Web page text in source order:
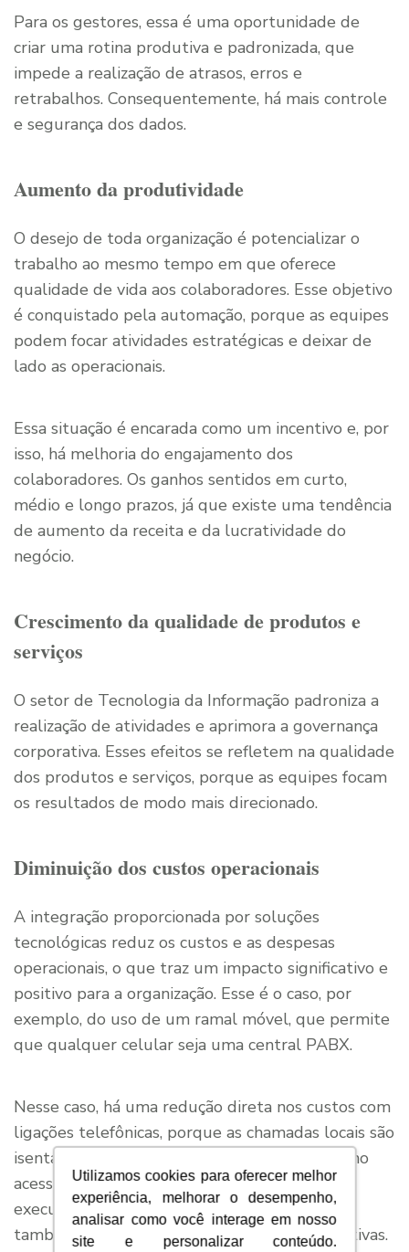
Utilizamos cookies para oferecer melhor
experiência, melhorar o desempenho,
analisar como você interage em nosso
site e personalizar conteúdo.
Para os gestores, essa é uma oportunidade de
criar uma rotina produtiva e padronizada, que
impede a realização de atrasos, erros e
retrabalhos. Consequentemente, há mais controle
e segurança dos dados.
Aumento da produtividade
O desejo de toda organização é potencializar o
trabalho ao mesmo tempo em que oferece
qualidade de vida aos colaboradores. Esse objetivo
é conquistado pela automação, porque as equipes
podem focar atividades estratégicas e deixar de
lado as operacionais.
Essa situação é encarada como um incentivo e, por
isso, há melhoria do engajamento dos
colaboradores. Os ganhos sentidos em curto,
médio e longo prazos, já que existe uma tendência
de aumento da receita e da lucratividade do
negócio.
Crescimento da qualidade de produtos e
serviços
O setor de Tecnologia da Informação padroniza a
realização de atividades e aprimora a governança
corporativa. Esses efeitos se refletem na qualidade
dos produtos e serviços, porque as equipes focam
os resultados de modo mais direcionado.
Diminuição dos custos operacionais
A integração proporcionada por soluções
tecnológicas reduz os custos e as despesas
operacionais, o que traz um impacto significativo e
positivo para a organização. Esse é o caso, por
exemplo, do uso de um ramal móvel, que permite
que qualquer celular seja uma central PABX.
Nesse caso, há uma redução direta nos custos com
ligações telefônicas, porque as chamadas locais são
isentas de cobrança. Ainda há mais facilidade no
acesso às informações e melhoria no prazo de
execução das atividades, dois aspectos que
também contribuem para as finanças corporativas.